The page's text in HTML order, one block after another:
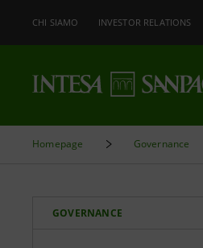
CHI SIAMO INVESTOR RELATIONS
Homepage Governance
GOVERNANCE